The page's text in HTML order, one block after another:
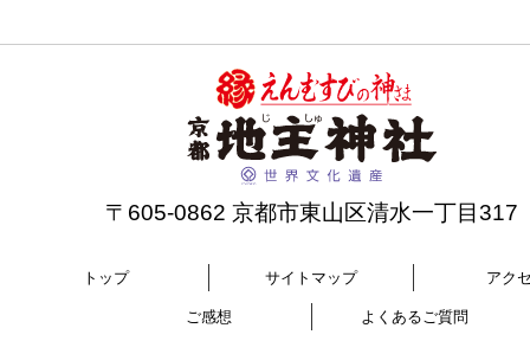
〒605-0862 京都市東山区清水一丁目317
トップ サイトマップ アク
ご感想 よくあるご質問